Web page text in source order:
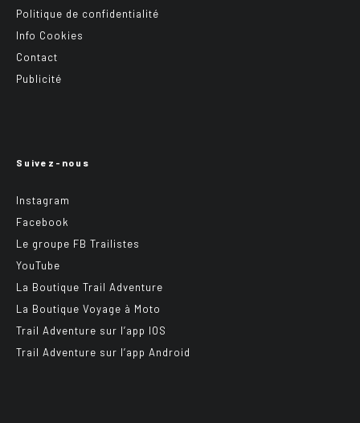
Politique de confidentialité
Info Cookies
Contact
Publicité
Suivez-nous
Instagram
Facebook
Le groupe FB Trailistes
YouTube
La Boutique Trail Adventure
La Boutique Voyage à Moto
Trail Adventure sur l’app IOS
Trail Adventure sur l’app Android